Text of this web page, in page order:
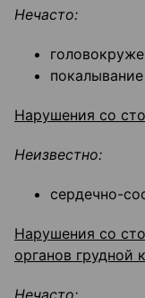
Нечасто:
Нарушения со
Неизвестно:
сердечно-
Нарушения со
органов грудной